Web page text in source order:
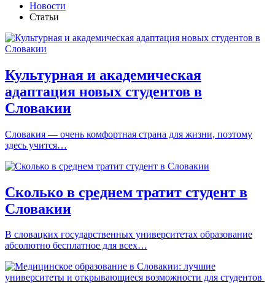
Новости
Статьи
Культурная и академическая
адаптация новых студентов в
Словакии
Словакия — очень комфортная страна для жизни, поэтому
здесь учится…
Сколько в среднем тратит студент в
Словакии
В словацких государственных университетах образование
абсолютно бесплатное для всех…